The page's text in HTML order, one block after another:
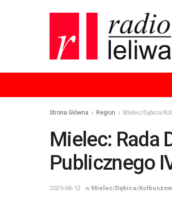
Strona Główna Region Mielec/Dębica/
Mielec: Rada
Publicznego
2025-06-12 w Mielec/Dębica/